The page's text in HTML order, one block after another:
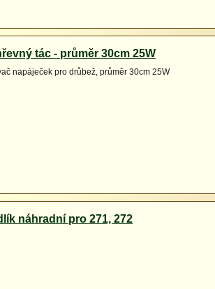
tác - průměr 30cm 25W
napáječek pro drůbež, průměr 30cm 25W
náhradní pro 271, 272